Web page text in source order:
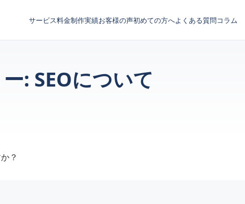
サービス料金制作実績お客様の声初めての方へよくある質問コラム
: SEOについて
？